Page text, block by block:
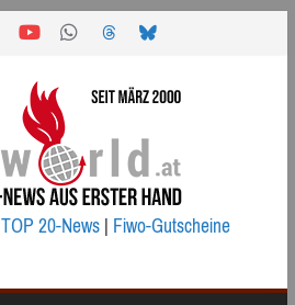
TOP 20-News|Fiwo-Gutscheine